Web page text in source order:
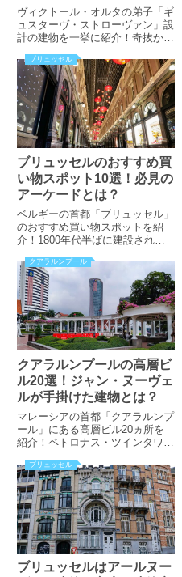
ヴィクトール・オルタの弟子「ギ
ュスターヴ・ストローヴァン」設
計の建物を一挙に紹介！奇抜かつ
建物とは？本格イタリアンレスト
ランが入る築100年以上のアー
ル・ヌーヴォー建築がある？写
真、地図付きで掲載しています！
ブリュッセル
ブリュッセルのおすすめ買
い物スポット10選！必見の
アーケードとは？
ベルギーの首都「ブリュッセル」
のおすすめ買い物スポットを紹
介！1800年代半ばに建設された
た？！レザーブランド「デルヴォ
ー」の本店はどこに？ワテルル通
りのブランド一覧とは？お土産情
報も掲載しています！
クアラルンプール
クアラルンプールの高層ビ
ル20選！ジャン・ヌーヴェ
ルが手掛けた建物とは？
マレーシアの首都「クアラルンプ
ール」にある高層ビル20ヵ所を
紹介！ペトロナス・ツインタワー
谷組が手掛けた建物とは？独立広
場から見える特徴的なビルの正体
は？5つ星ホテルが入るビルなど
も掲載しています！
ブリュッセル
ブリュッセルはアールヌー